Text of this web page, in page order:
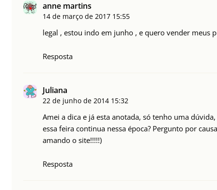
anne martins
14 de março de 2017 15:55
legal , estou indo em junho , e quero vender meus
Resposta
Juliana
22 de junho de 2014 15:32
Amei a dica e já esta anotada, só tenho uma
essa feira continua nessa época? Pergunto por
amando o site!!!!!)
Resposta